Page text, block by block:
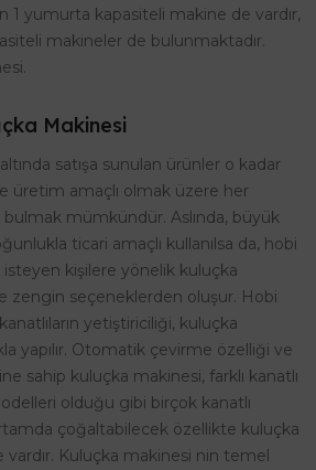
1 yumurta kapasiteli makine de vardır,
makineler de bulunmaktadır.
Makinesi
satışa sunulan ürünler o kadar
üretim amaçlı olmak üzere her
mümkündür. Aslında, büyük
ticari amaçlı kullanılsa da, hobi
isteyen kişilere yönelik kuluçka
zengin seçeneklerden oluşur. Hobi
yetiştiriciliği, kuluçka
yapılır. Otomatik çevirme özelliği ve
sahip kuluçka makinesi, farklı kanatlı
olduğu gibi birçok kanatlı
çoğaltabilecek özellikte kuluçka
Kuluçka makinesi nin temel